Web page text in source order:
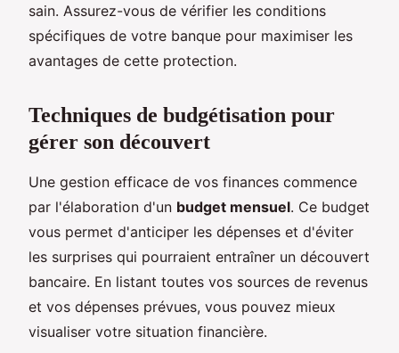
sain. Assurez-vous de vérifier les conditions
spécifiques de votre banque pour maximiser les
avantages de cette protection.
Techniques de budgétisation pour
gérer son découvert
Une gestion efficace de vos finances commence
par l'élaboration d'un budget mensuel. Ce budget
vous permet d'anticiper les dépenses et d'éviter
les surprises qui pourraient entraîner un découvert
bancaire. En listant toutes vos sources de revenus
et vos dépenses prévues, vous pouvez mieux
visualiser votre situation financière.